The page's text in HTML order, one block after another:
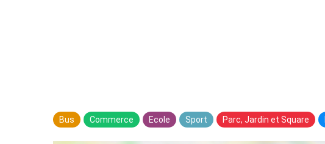
Bus Commerce Ecole Sport Parc, Jardin et Square